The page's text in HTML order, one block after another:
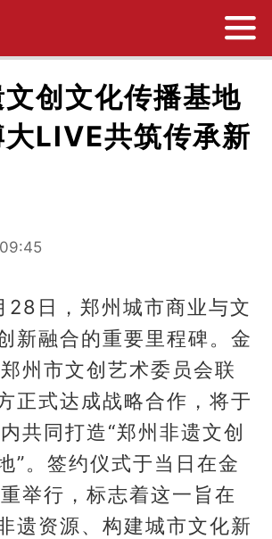
创文化传播基地
LIVE共筑传承新
日，郑州城市商业与文
新融合的重要里程碑。金
州市文创艺术委员会联
正式达成战略合作，将于
共同打造“郑州非遗文创
”。签约仪式于当日在金
举行，标志着这一旨在
遗资源、构建城市文化新